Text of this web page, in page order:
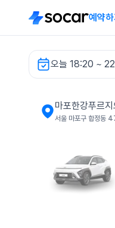
예약하
오늘 18:20 ~
마포한강푸르지오 1차아파트
마포한강푸르
서울 마포구 합정동